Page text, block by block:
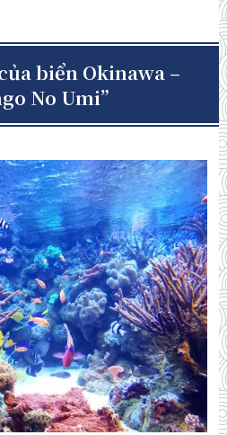
biển Okinawa –
No Umi”